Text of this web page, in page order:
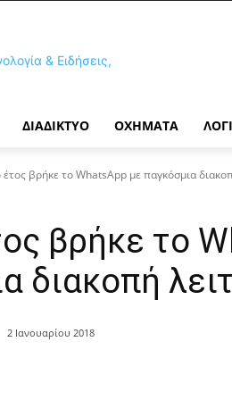
ΔΙΑΔΊΚΤΥΟ ΟΧΉΜΑΤΑ
βρήκε το WhatsApp με παγκόσμια
βρήκε το
διακοπή
2 Ιανουαρίου 2018